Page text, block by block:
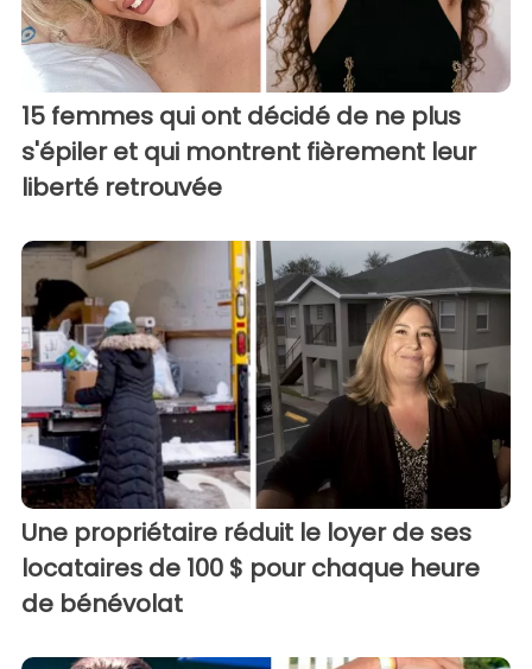
15 femmes qui ont décidé de ne plus
s'épiler et qui montrent fièrement leur
liberté retrouvée
Une propriétaire réduit le loyer de ses
locataires de 100 $ pour chaque heure
de bénévolat